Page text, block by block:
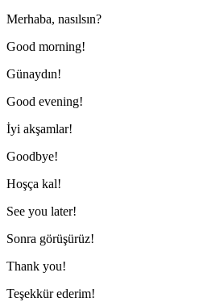
Merhaba, nasılsın?
Good morning!
Günaydın!
Good evening!
İyi akşamlar!
Goodbye!
Hoşça kal!
See you later!
Sonra görüşürüz!
Thank you!
Teşekkür ederim!